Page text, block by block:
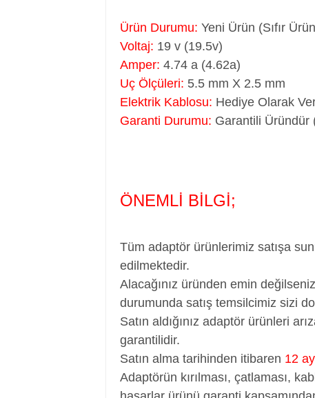
Ürün Durumu: Yeni Ürün (Sıfır
Voltaj: 19 v (19.5v)
Amper: 4.74 a (4.62a)
Uç Ölçüleri: 5.5 mm X 2.5 mm
Elektrik Kablosu: Hediye Olarak
Garanti Durumu: Garantili Üründür
ÖNEMLİ BİLGİ;
Tüm adaptör ürünlerimiz satışa
edilmektedir.
Alacağınız üründen emin
durumunda satış temsilcimiz sizi
Satın aldığınız adaptör ürünleri
garantilidir.
Satın alma tarihinden itibaren 12
Adaptörün kırılması, çatlaması,